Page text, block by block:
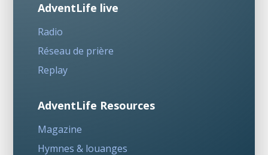
AdventLife live
Radio
Réseau de prière
Replay
AdventLife Resources
Magazine
Hymnes & louanges